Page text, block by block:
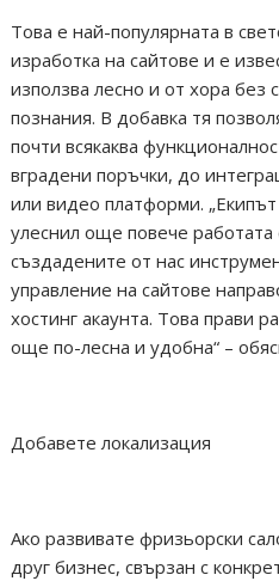
Това е най-популярната в
изработка на сайтове и е
използва лесно и от хора без
познания. В добавка тя
почти всякаква
вградени поръчки, до
или видео платформи.
улеснил още повече работата
създадените от нас
управление на сайтове
хостинг акаунта. Това прави
още по-лесна и удобна“ –
Добавете локализация
Ако развивате фризьорски
друг бизнес, свързан с